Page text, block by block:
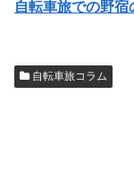
自転車旅での野宿
自転車旅コラム